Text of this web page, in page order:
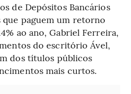
de Depósitos Bancários
que paguem um retorno
ao ano, Gabriel Ferreira,
do escritório Ável,
dos títulos públicos
mais curtos.